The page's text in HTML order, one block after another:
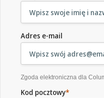
Adres e-mail
Zgoda elektroniczna dla
Kod pocztowy*